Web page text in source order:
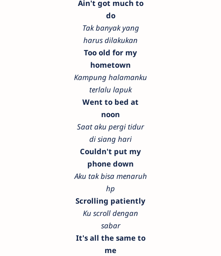
Ain't got much to
do
Tak banyak yang
harus dilakukan
Too old for my
hometown
Kampung halamanku
terlalu lapuk
Went to bed at
noon
Saat aku pergi tidur
di siang hari
Couldn't put my
phone down
Aku tak bisa menaruh
hp
Scrolling patiently
Ku scroll dengan
sabar
It's all the same to
me